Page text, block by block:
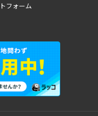
フォーム